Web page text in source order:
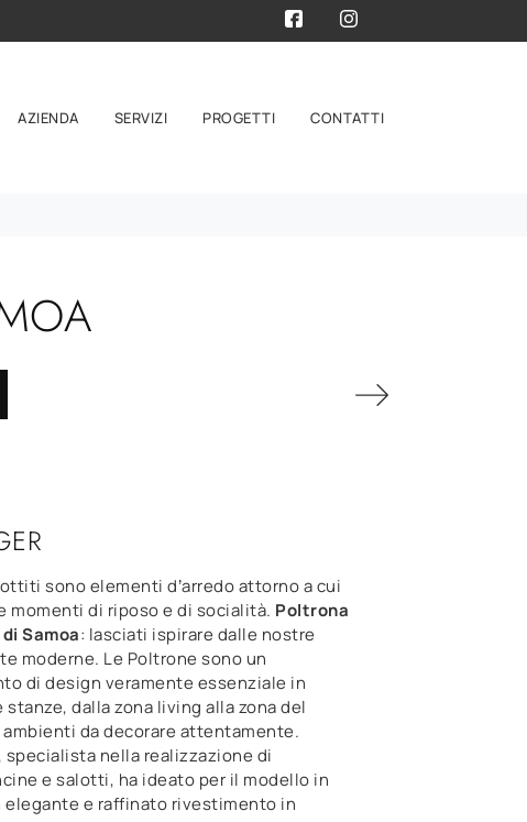
AZIENDA SERVIZI PROGETTI CONTATTI
sono elementi d’arredo attorno a cui
momenti di riposo e di socialità. Poltrona
Samoa: lasciati ispirare dalle nostre
moderne. Le Poltrone sono un
di design veramente essenziale in
stanze, dalla zona living alla zona del
da decorare attentamente.
specialista nella realizzazione di
e salotti, ha ideato per il modello in
elegante e raffinato rivestimento in